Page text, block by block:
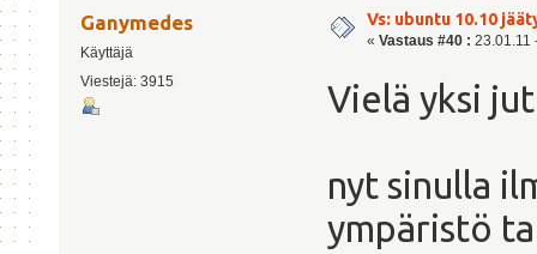
Ganymedes
Käyttäjä
Viestejä: 3915
Vs: ubuntu 10.10
« Vastaus #40 : 23.01.11
Vielä yksi
nyt sinulla
ympäristö